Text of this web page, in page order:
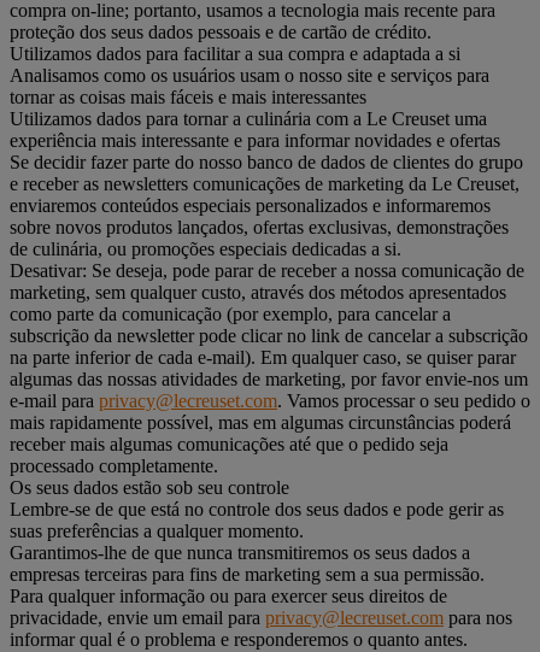
compra on-line; portanto, usamos a tecnologia mais recente para
proteção dos seus dados pessoais e de cartão de crédito.
Utilizamos dados para facilitar a sua compra e adaptada a si
Analisamos como os usuários usam o nosso site e serviços para
tornar as coisas mais fáceis e mais interessantes
Utilizamos dados para tornar a culinária com a Le Creuset uma
experiência mais interessante e para informar novidades e ofertas
Se decidir fazer parte do nosso banco de dados de clientes do grupo
e receber as newsletters comunicações de marketing da Le Creuset,
enviaremos conteúdos especiais personalizados e informaremos
sobre novos produtos lançados, ofertas exclusivas, demonstrações
de culinária, ou promoções especiais dedicadas a si.
Desativar: Se deseja, pode parar de receber a nossa comunicação de
marketing, sem qualquer custo, através dos métodos apresentados
como parte da comunicação (por exemplo, para cancelar a
subscrição da newsletter pode clicar no link de cancelar a subscrição
na parte inferior de cada e-mail). Em qualquer caso, se quiser parar
algumas das nossas atividades de marketing, por favor envie-nos um
e-mail para privacy@lecreuset.com. Vamos processar o seu pedido o
mais rapidamente possível, mas em algumas circunstâncias poderá
receber mais algumas comunicações até que o pedido seja
processado completamente.
Os seus dados estão sob seu controle
Lembre-se de que está no controle dos seus dados e pode gerir as
suas preferências a qualquer momento.
Garantimos-lhe de que nunca transmitiremos os seus dados a
empresas terceiras para fins de marketing sem a sua permissão.
Para qualquer informação ou para exercer seus direitos de
privacidade, envie um email para privacy@lecreuset.com para nos
informar qual é o problema e responderemos o quanto antes.